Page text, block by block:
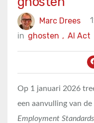
Marc Drees
in
AI Act
ghosten ,
Op 1 januari 2026
een aanvulling van de
Employment Standards